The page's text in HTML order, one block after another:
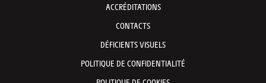
ACCRÉDITATIONS
CONTACTS
DÉFICIENTS VISUELS
POLITIQUE DE CONFIDENTIALITÉ